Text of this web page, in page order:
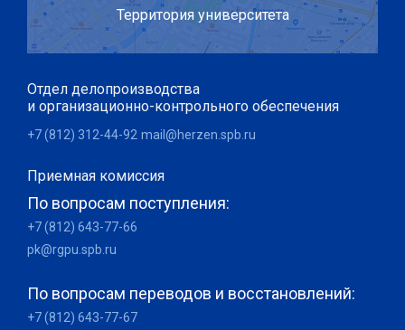
Территория университета
Отдел делопроизводства
и организационно-контрольного обеспечения
+7 (812) 312-44-92 mail@herzen.spb.ru
Приемная комиссия
По вопросам поступления:
+7 (812) 643-77-66
pk@rgpu.spb.ru
По вопросам переводов и восстановлений:
+7 (812) 643-77-67